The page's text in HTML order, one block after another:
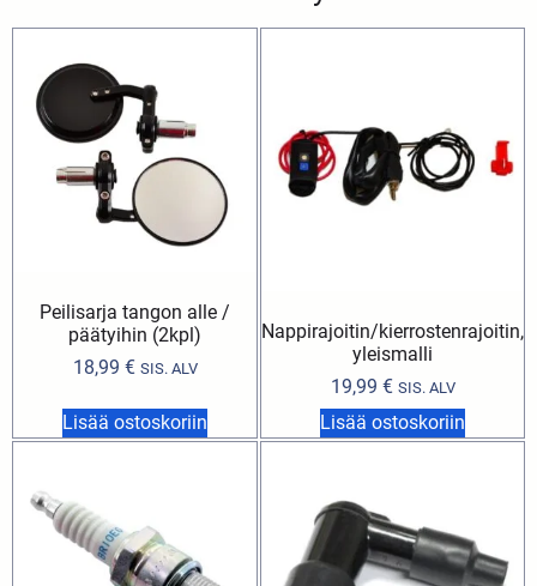
Peilisarja tangon alle /
päätyihin (2kpl)
18,99 € SIS. ALV
Lisää ostoskoriin
Nappirajoitin/kierrostenrajoitin,
yleismalli
19,99 € SIS. ALV
Lisää ostoskoriin